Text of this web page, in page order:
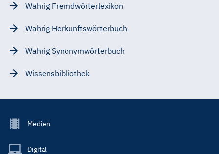
Wahrig Fremdwörterlexikon
Wahrig Herkunftswörterbuch
Wahrig Synonymwörterbuch
Wissensbibliothek
Footer
Main
Medien
Digital